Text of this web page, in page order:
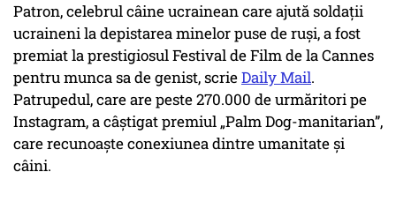
Patron, celebrul câine ucrainean care ajută soldații
ucraineni la depistarea minelor puse de ruși, a fost
premiat la prestigiosul Festival de Film de la Cannes
pentru munca sa de genist, scrieDaily Mail.
Patrupedul, care are peste 270.000 de urmăritori pe
Instagram, a câștigat premiul „Palm Dog-manitarian”,
care recunoaște conexiunea dintre umanitate și
câini.